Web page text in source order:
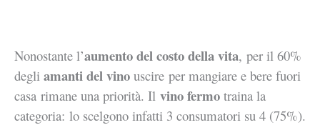
Nonostante l’aumento del costo della vita, per il 60%
degli amanti del vino uscire per mangiare e bere fuori
casa rimane una priorità. Il vino fermo traina la
categoria: lo scelgono infatti 3 consumatori su 4 (75%).